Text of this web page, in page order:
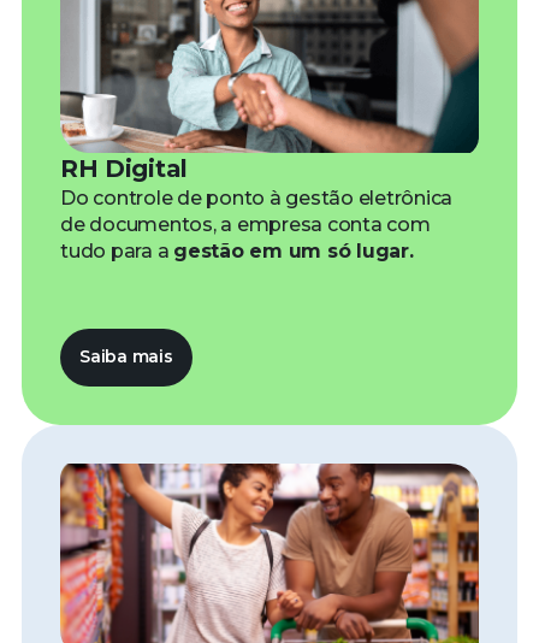
RH Digital
Do controle de ponto à gestão eletrônica
de documentos, a empresa conta com
tudo para a gestão em um só lugar.
Saiba mais